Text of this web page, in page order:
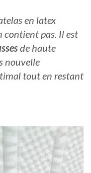
en latex
contient pas. Il est
de haute
nouvelle
tout en restant